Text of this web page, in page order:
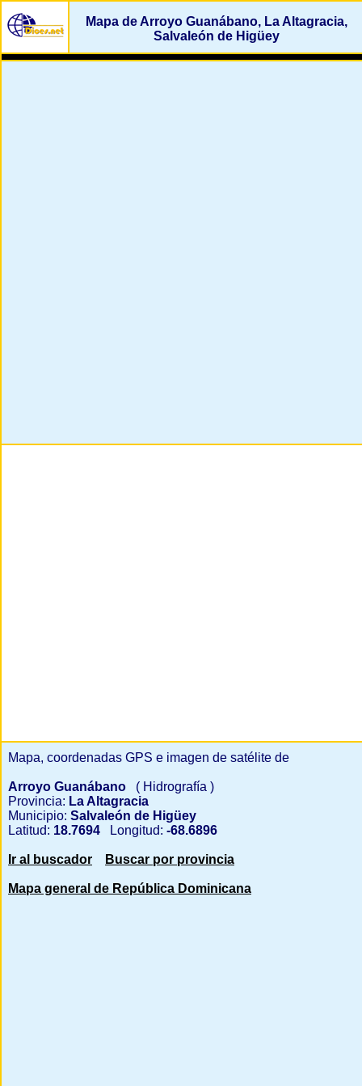
Mapa de Arroyo Guanábano, La Altagracia,
Salvaleón de Higüey
Mapa, coordenadas GPS e imagen de satélite de
Arroyo Guanábano
( Hidrografía )
Provincia: La Altagracia
Municipio: Salvaleón de Higüey
Latitud: 18.7694 Longitud: -68.6896
Ir al buscador Buscar por provincia
Mapa general de República Dominicana